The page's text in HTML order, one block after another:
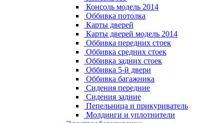
Консоль модель 2014
Оббивка потолка
Карты дверей
Карты дверей модель 2014
Оббивка передних стоек
Оббивка средних стоек
Оббивка задних стоек
Оббивка 5-й двери
Оббивка багажника
Сидения передние
Сидения задние
Пепельница и прикуриватель
Молдинги и уплотнители